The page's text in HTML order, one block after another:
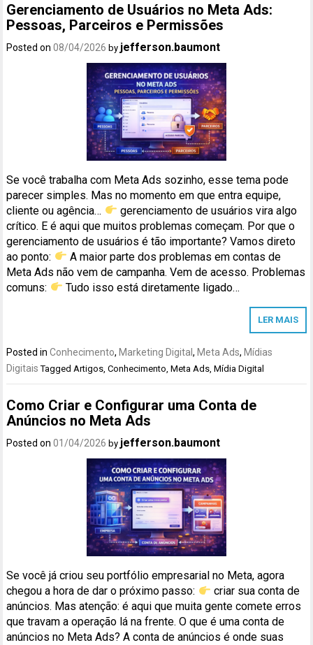
Gerenciamento de Usuários no Meta Ads:
Pessoas, Parceiros e Permissões
Posted on08/04/2026 by jefferson.baumont
Se você trabalha com Meta Ads sozinho, esse tema pode
parecer simples. Mas no momento em que entra equipe,
cliente ou agência…
gerenciamento de usuários vira algo
crítico. E é aqui que muitos problemas começam. Por que o
gerenciamento de usuários é tão importante? Vamos direto
ao ponto:
A maior parte dos problemas em contas de
Meta Ads não vem de campanha. Vem de acesso. Problemas
comuns:
Tudo isso está diretamente ligado…
LER MAIS
Posted inConhecimento, Marketing Digital, Meta Ads, Mídias
Digitais Tagged Artigos ,Conhecimento ,Meta Ads ,Mídia Digital
Como Criar e Configurar uma Conta de
Anúncios no Meta Ads
Posted on01/04/2026 by jefferson.baumont
Se você já criou seu portfólio empresarial no Meta, agora
chegou a hora de dar o próximo passo:
criar sua conta de
anúncios. Mas atenção: é aqui que muita gente comete erros
que travam a operação lá na frente. O que é uma conta de
anúncios no Meta Ads? A conta de anúncios é onde suas